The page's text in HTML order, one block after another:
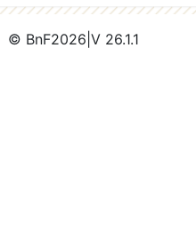
© BnF2026 V 26.1.1